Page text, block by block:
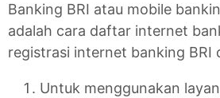
Banking BRI atau mobile
adalah cara daftar internet
registrasi internet banking BRI
Untuk menggunakan